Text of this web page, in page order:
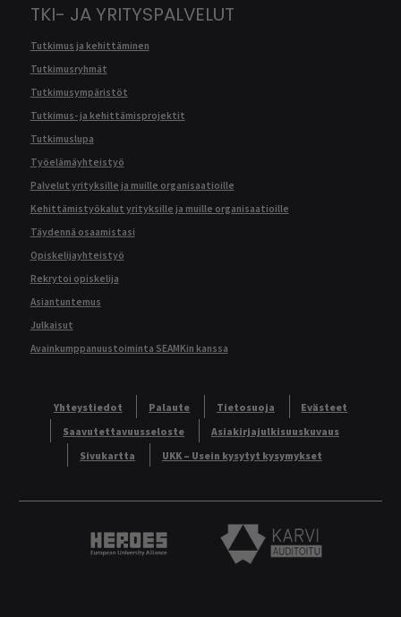
TKI- JA YRITYSPALVELUT
Tutkimus ja kehittäminen
Tutkimusryhmät
Tutkimusympäristöt
Tutkimus- ja kehittämisprojektit
Tutkimuslupa
Työelämäyhteistyö
Palvelut yrityksille ja muille organisaatioille
Kehittämistyökalut yrityksille ja muille organisaatioille
Täydennä osaamistasi
Opiskelijayhteistyö
Rekrytoi opiskelija
Asiantuntemus
Julkaisut
Avainkumppanuustoiminta SEAMKin kanssa
Yhteystiedot Palaute Tietosuoja
Evästeet
Saavutettavuusseloste
Asiakirjajulkisuuskuvaus
Sivukartta
UKK – Usein kysytyt kysymykset
Heroes European University Alliance logo
Karvi Auditoitu logo